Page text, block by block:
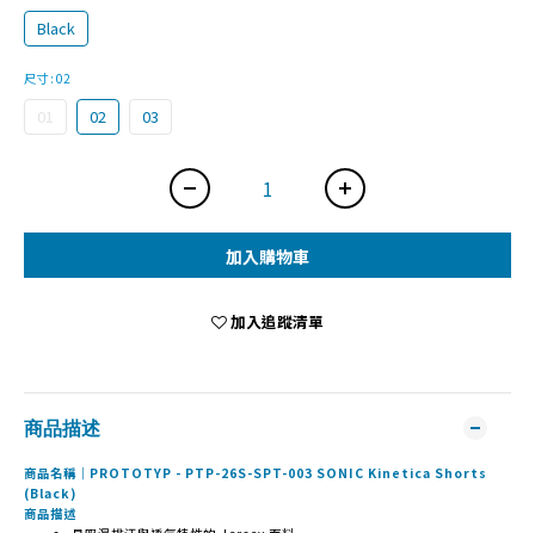
Black
尺寸: 02
01 02 03
加入購物車
加入追蹤清單
商品描述
商品名稱｜PROTOTYP - PTP-26S-SPT-003 SONIC Kinetica Shorts
(Black)
商品描述